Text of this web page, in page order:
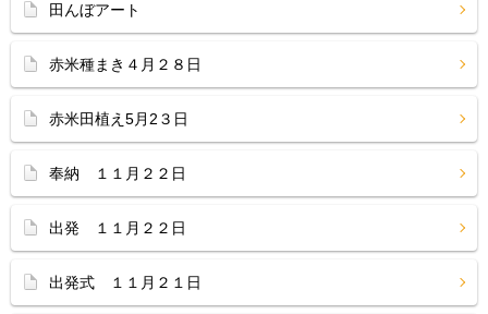
田んぼアート
赤米種まき４月２８日
赤米田植え5月2３日
奉納 １１月２２日
出発 １１月２２日
出発式 １１月２１日